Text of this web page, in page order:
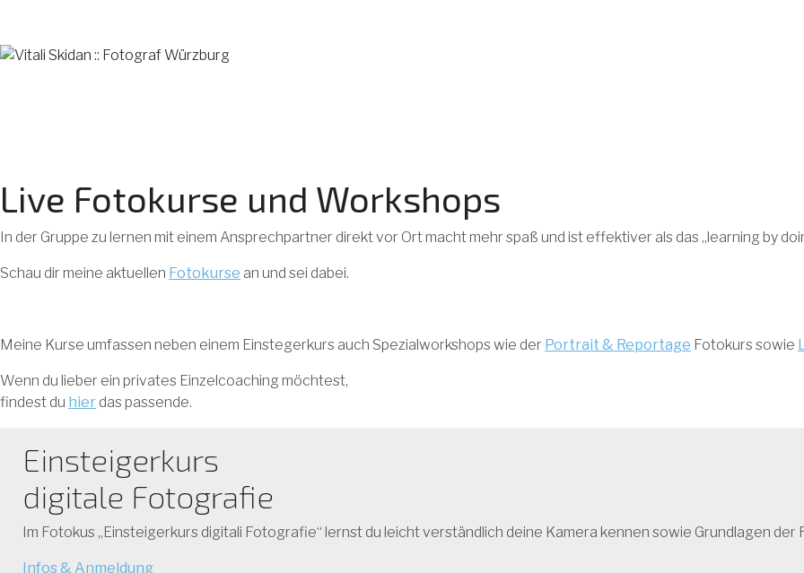
Live Fotokurse und Workshops
In der Gruppe zu lernen mit einem Ansprechpartner direkt vor Ort macht mehr spaß und ist effektiver als das „learning by
Schau dir meine aktuellen Fotokurse an und sei dabei.
Meine Kurse umfassen neben einem Einstegerkurs auch Spezialworkshops wie der Portrait & Reportage Fotokurs sowie
Wenn du lieber ein privates Einzelcoaching möchtest,
findest du hier das passende.
Einsteigerkurs
digitale Fotografie
Im Fotokus „Einsteigerkurs digitali Fotografie“ lernst du leicht verständlich deine Kamera kennen sowie Grundlagen
Infos & Anmeldung